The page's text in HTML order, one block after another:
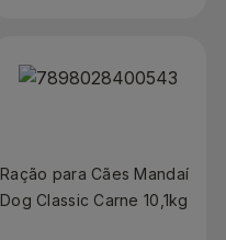
Ração para Cães Mandaí
Dog Classic Carne 10,1kg